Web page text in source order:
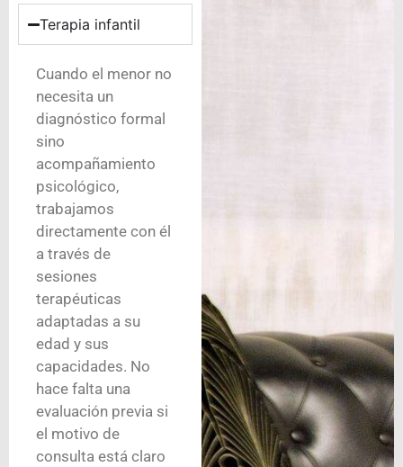
Terapia infantil
Cuando el menor no
necesita un
diagnóstico formal
sino
acompañamiento
psicológico,
trabajamos
directamente con él
a través de
sesiones
terapéuticas
adaptadas a su
edad y sus
capacidades. No
hace falta una
evaluación previa si
el motivo de
consulta está claro